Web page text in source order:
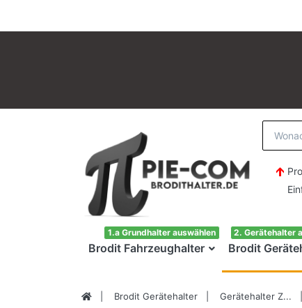
Brodit Fahrzeughalter
1.a Grundhalter auswählen
Brodit
2. Gerätehalter
Brodit Gerätehalter Gerätehalter Z...